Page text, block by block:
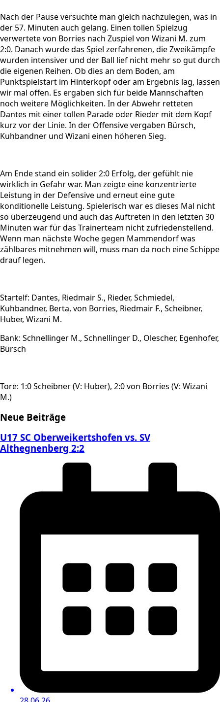
Nach der Pause versuchte man gleich nachzulegen, was in
der 57. Minuten auch gelang. Einen tollen Spielzug
verwertete von Borries nach Zuspiel von Wizani M. zum
2:0. Danach wurde das Spiel zerfahrenen, die Zweikämpfe
wurden intensiver und der Ball lief nicht mehr so gut durch
die eigenen Reihen. Ob dies an dem Boden, am
Punktspielstart im Hinterkopf oder am Ergebnis lag, lassen
wir mal offen. Es ergaben sich für beide Mannschaften
noch weitere Möglichkeiten. In der Abwehr retteten
Dantes mit einer tollen Parade oder Rieder mit dem Kopf
kurz vor der Linie. In der Offensive vergaben Bürsch,
Kuhbandner und Wizani einen höheren Sieg.
Am Ende stand ein solider 2:0 Erfolg, der gefühlt nie
wirklich in Gefahr war. Man zeigte eine konzentrierte
Leistung in der Defensive und erneut eine gute
konditionelle Leistung. Spielerisch war es dieses Mal nicht
so überzeugend und auch das Auftreten in den letzten 30
Minuten war für das Trainerteam nicht zufriedenstellend.
Wenn man nächste Woche gegen Mammendorf was
zählbares mitnehmen will, muss man da noch eine Schippe
drauf legen.
Startelf: Dantes, Riedmair S., Rieder, Schmiedel,
Kuhbandner, Berta, von Borries, Riedmair F., Scheibner,
Huber, Wizani M.
Bank: Schnellinger M., Schnellinger D., Olescher, Egenhofer,
Bürsch
Tore: 1:0 Scheibner (V: Huber), 2:0 von Borries (V: Wizani
M.)
Neue Beiträge
U17 SC Oberweikertshofen vs. SV
Althegnenberg 2:2